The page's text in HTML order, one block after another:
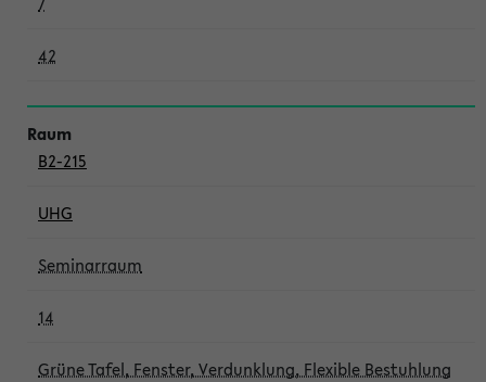
42
B2-215
UHG
Seminarraum
14
Grüne Tafel, Fenster, Verdunklung, Flexible Bestuhlung